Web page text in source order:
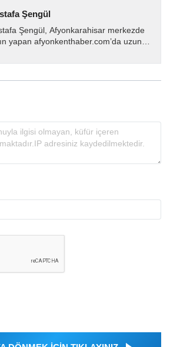
Şengül
Şengül, Afyonkarahisar merkezde
yapan afyonkenthaber.com’da uzun
haber akışı...